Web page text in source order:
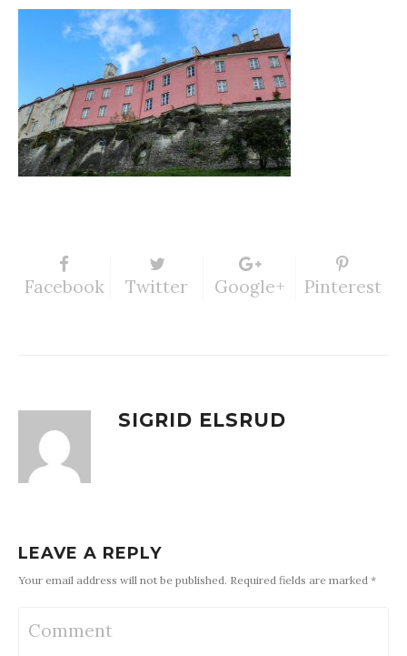
Facebook Twitter Google+ Pinterest
SIGRID ELSRUD
LEAVE A REPLY
Your email address will not be published. Required fields are marked *